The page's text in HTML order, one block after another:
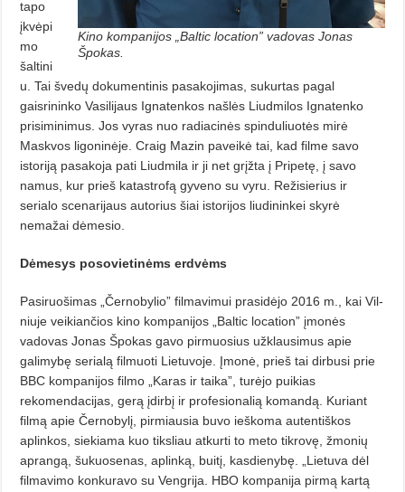
Kino kompanijos „Baltic location” vadovas Jonas
Špokas.
tapo
įkvėpi
mo
šaltini
u. Tai švedų dokumentinis pa­sakojimas, sukurtas pagal
gaisrininko Vasilijaus Ignatenkos našlės Liudmilos Ignatenko
prisiminimus. Jos vyras nuo radiacinės spinduliuo­tės mirė
Maskvos ligoninėje. Craig Mazin paveikė tai, kad filme savo
istoriją pa­sakoja pati Liudmila ir ji net grįžta į Pri­petę, į savo
namus, kur prieš ka­tastrofą gyveno su vyru. Re­žisierius ir
serialo scenarijaus autorius šiai is­torijos liudininkei skyrė
nemažai dė­mesio.
Dėmesys posovietinėms erdvėms
Pasiruošimas „Černobylio” filma­vimui prasidėjo 2016 m., kai Vil­
niuje veikiančios kino kompanijos „Baltic location” įmonės
vadovas Jo­nas Špokas gavo pirmuosius užklau­simus apie
galimybę serialą filmuoti Lietuvoje. Įmonė, prieš tai dirbusi prie
BBC kompanijos filmo „Karas ir taika”, turėjo puikias
rekomendacijas, gerą įdirbį ir profesionalią ko­mandą. Kuriant
filmą apie Černobylį, pirmiausia buvo ieškoma autentiš­kos
aplinkos, siekiama kuo tiksliau atkurti to meto tikrovę, žmonių
ap­rangą, šukuosenas, aplinką, buitį, kasdienybę. „Lietuva dėl
filmavimo konkuravo su Vengrija. HBO kompanija pirmą kartą